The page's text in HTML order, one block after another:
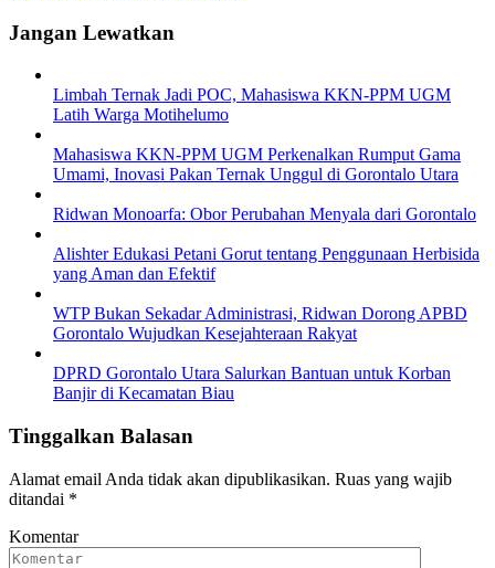
Jangan Lewatkan
Limbah Ternak Jadi POC, Mahasiswa KKN-PPM UGM
Latih Warga Motihelumo
Mahasiswa KKN-PPM UGM Perkenalkan Rumput Gama
Umami, Inovasi Pakan Ternak Unggul di Gorontalo Utara
Ridwan Monoarfa: Obor Perubahan Menyala dari Gorontalo
Alishter Edukasi Petani Gorut tentang Penggunaan Herbisida
yang Aman dan Efektif
WTP Bukan Sekadar Administrasi, Ridwan Dorong APBD
Gorontalo Wujudkan Kesejahteraan Rakyat
DPRD Gorontalo Utara Salurkan Bantuan untuk Korban
Banjir di Kecamatan Biau
Tinggalkan Balasan
Alamat email Anda tidak akan dipublikasikan. Ruas yang wajib
ditandai *
Komentar